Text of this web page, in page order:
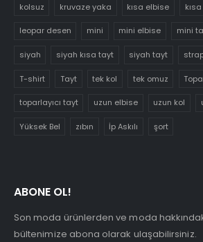
kolsuz kruvaze yaka kısa elbise
leopar desen mini mini elbise mini
siyah siyah kısa tayt siyah tayt
T-shirt Tayt tek kol tek omuz
toparlayıcı tayt uzun elbise uzun kol
Yüksek Bel zıbın İp Askılı şort
ABONE OL!
Son moda ürünlerden ve moda
bültenimize abona olarak ulaşabilirsiniz.